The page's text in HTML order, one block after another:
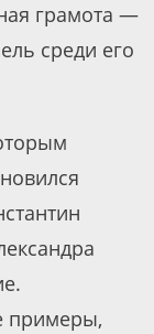
грамота —
среди его
примеры,